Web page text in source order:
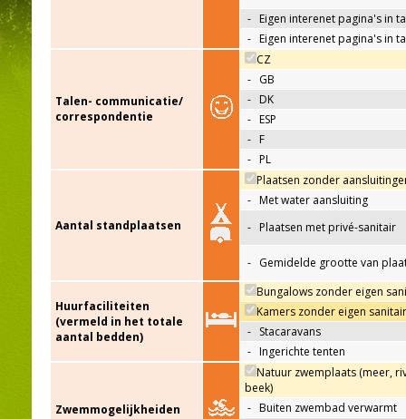
- Eigen interenet pagina's in
- Eigen interenet pagina's in
Talen- communicatie/
correspondentie
CZ
- GB
- DK
- ESP
- F
- PL
Aantal standplaatsen
Plaatsen zonder
- Met water aansluiting
- Plaatsen met privé-sanitair
- Gemidelde grootte van
Huurfaciliteiten
(vermeld in het totale
aantal bedden)
Bungalows zonder eigen
Kamers zonder eigen sanitair
- Stacaravans
- Ingerichte tenten
Zwemmogelijkheiden
Natuur zwemplaats (meer,
beek)
- Buiten zwembad verwarmt